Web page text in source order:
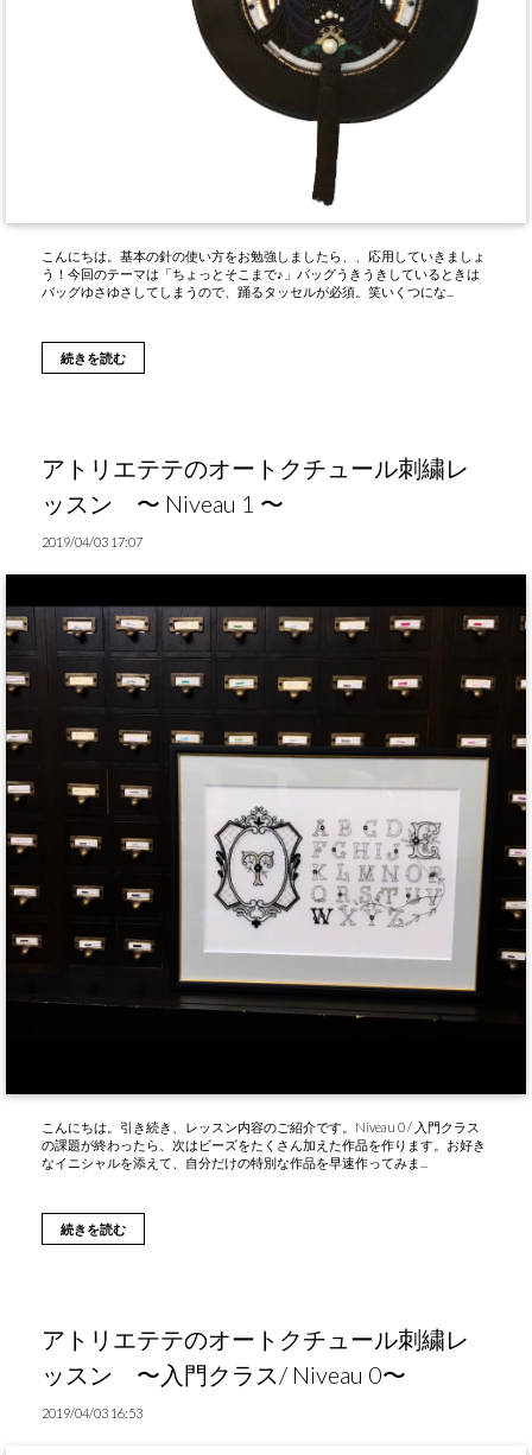
こんにちは。基本の針の使い方をお勉強しましたら、、応用していきましょ
う！今回のテーマは「ちょっとそこまで♪」バッグうきうきしているときは
バッグゆさゆさしてしまうので、踊るタッセルが必須。笑いくつにな...
続きを読む
アトリエテテのオートクチュール刺繍レ
ッスン 〜 Niveau 1 〜
2019/04/03 17:07
こんにちは。引き続き、レッスン内容のご紹介です。Niveau 0 / 入門クラス
の課題が終わったら、次はビーズをたくさん加えた作品を作ります。お好き
なイニシャルを添えて、自分だけの特別な作品を早速作ってみま...
続きを読む
アトリエテテのオートクチュール刺繍レ
ッスン 〜入門クラス/ Niveau 0〜
2019/04/03 16:53